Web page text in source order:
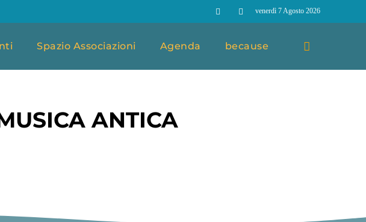
venerdì 7 Agosto 2026
Spazio Associazioni Agenda because
ANTICA